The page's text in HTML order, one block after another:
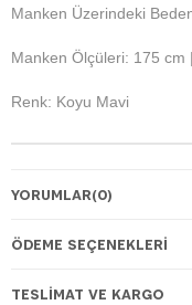
Manken Üzerindeki
Manken Ölçüleri: 175 cm
Renk: Koyu Mavi
YORUMLAR(0)
ÖDEME SEÇENEKLERI
TESLIMAT VE KARGO